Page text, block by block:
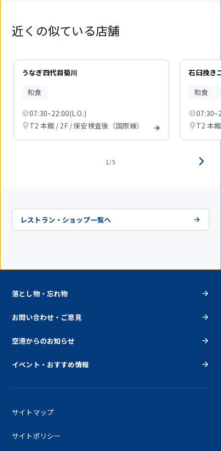
近くの似ている店舗
うなぎ四代目菊川
和食
07:30~22:00(L.O.)
T2 本館 / 2F / 保安検査後（国際線）
石臼挽き
和食
T2 本
1/5
レストラン・ショップ一覧へ
落とし物・忘れ物
お問い合わせ・ご意見
空港からのお知らせ
イベント・おすすめ情報
サイトマップ
サイトポリシー